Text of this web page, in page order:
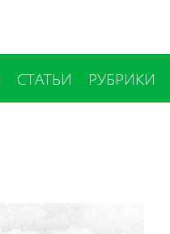
СТАТЬИ РУБРИКИ